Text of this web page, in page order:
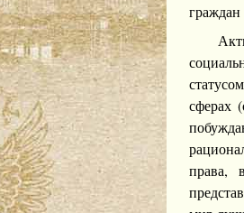
сферах
права,